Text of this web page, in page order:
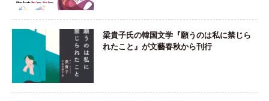
梁貴子氏の韓国文学『願うのは私に禁じら
れたこと』が文藝春秋から刊行